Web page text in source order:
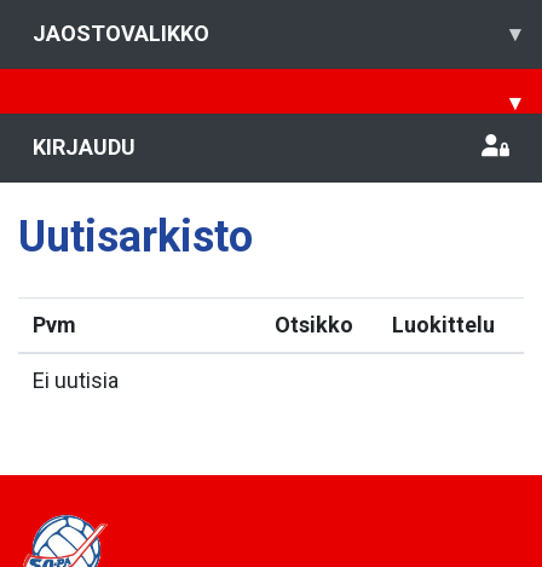
JAOSTOVALIKKO ▾
▾
KIRJAUDU
Uutisarkisto
Pvm Otsikko Luokittelu
Ei uutisia